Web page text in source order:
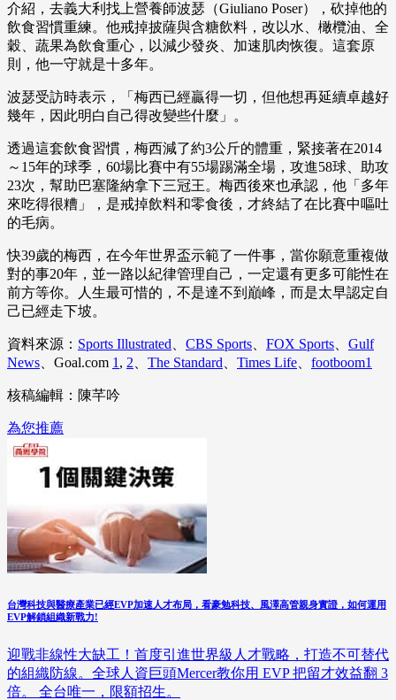
介紹，去義大利找上營養師波瑟（Giuliano Poser），砍掉他的
飲食習慣重練。他戒掉披薩與含糖飲料，改以水、橄欖油、全
穀、蔬果為飲食重心，以減少發炎、加速肌肉恢復。這套原
則，他一守就是十多年。
波瑟受訪時表示，「梅西已經贏得一切，但他想再延續卓越好
幾年，因此明白自己得改變些什麼」。
透過這套飲食習慣，梅西減了約3公斤的體重，緊接著在2014
～15年的球季，60場比賽中有55場踢滿全場，攻進58球、助攻
23次，幫助巴塞隆納拿下三冠王。梅西後來也承認，他「多年
來吃得很糟」，是戒掉飲料和零食後，才終結了在比賽中嘔吐
的毛病。
快39歲的梅西，在今年世界盃示範了一件事，當你願意重複做
對的事20年，並一路以紀律管理自己，一定還有更多可能性在
前方等你。人生最可惜的，不是達不到巔峰，而是太早認定自
己已經走下坡。
資料來源： Sports Illustrated CBS Sports FOX Sports
Gulf
News 、Goal.com 1 , 2 The Standard Times Life footboom1
核稿編輯：陳芊吟
為您推薦
台灣科技與醫療產業已經EVP加速人才布局，看豪勉科技、風澤高管親身實證，如何運用
EVP解鎖組織新戰力!
迎戰非線性大缺工！首度引進世界級人才戰略，打造不可替代
的組織防線。全球人資巨頭Mercer教你用 EVP 把留才效益翻 3
倍。 全台唯一，限額招生。